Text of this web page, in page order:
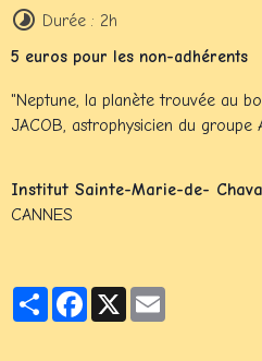
Durée : 2h
5 euros pour les non-adhérents
"Neptune, la planète trouvée au
JACOB, astrophysicien du groupe
Institut Sainte-Marie-de-
CANNES
PartagerFacebook
X